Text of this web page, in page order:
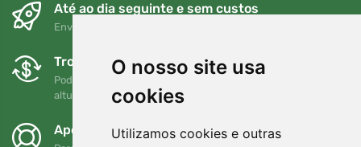
O nosso site usa
cookies
Utilizamos cookies e outras
Até ao dia seguinte e sem custos
Envio gratuito para encomendas superiores a 80 EUR
Trocas e devoluções gratuitas
Pode devolver ou trocar a sua encomenda em qualquer
altura no prazo de 90 dias
Apoiamos a Trees.org